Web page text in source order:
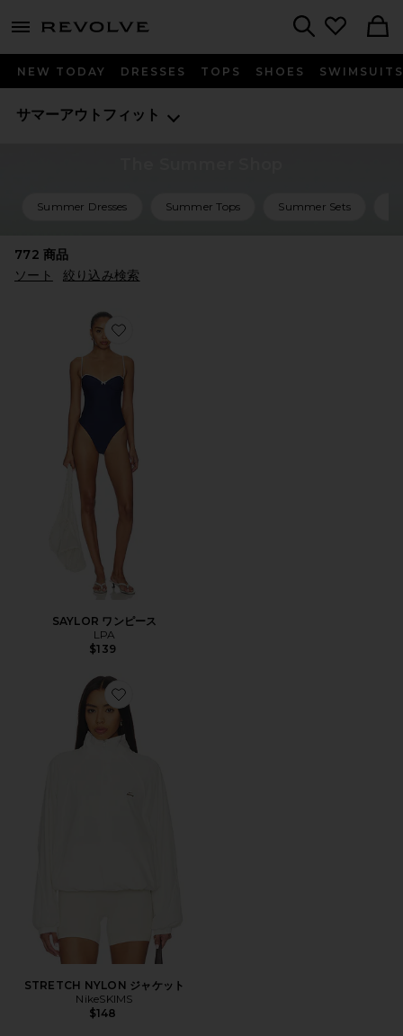
menu - shows more content
NEW TODAY DRESSES TOPS SHOES SWIMSUITS
サマーアウトフィット
Summer Dresses Summer Tops Summer Sets
772 商品
ソート
絞り込み検索
Favorite SAYLOR ワンピース
SAYLOR ワンピース
LPA
$139
Favorite STRETCH NYLON ジャケット
STRETCH NYLON ジャケット
NikeSKIMS
$148